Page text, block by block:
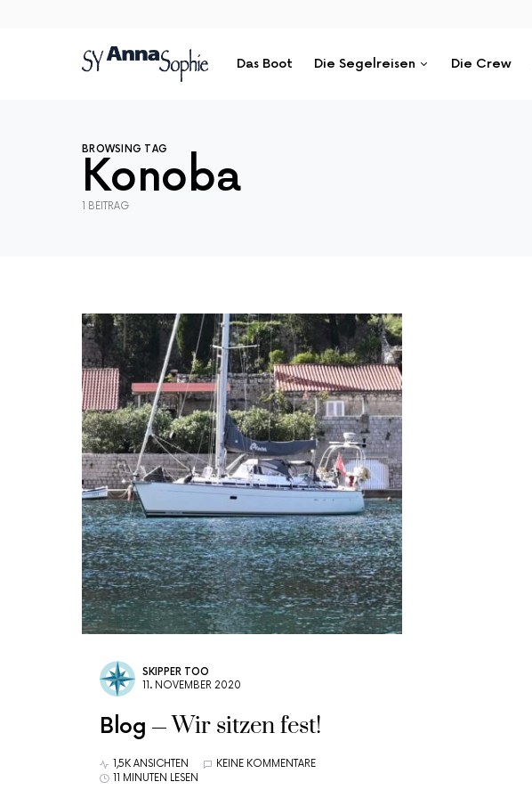
Das Boot Die Segelreisen Die Crew
BROWSING TAG
Konoba
1 BEITRAG
SKIPPER TOO
11. NOVEMBER 2020
Blog Wir sitzen fest!
1,5K ANSICHTEN
KEINE KOMMENTARE
11 MINUTEN LESEN